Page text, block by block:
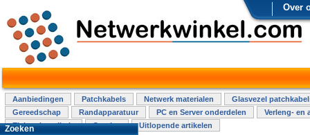
Over
Aanbiedingen Patchkabels Netwerk materialen
Glasvezel
Gereedschap
Randapparatuur PC en Server onderdelen
Verleng- en
Elektra installatie
Overige Uitlopende artikelen
Zoeken